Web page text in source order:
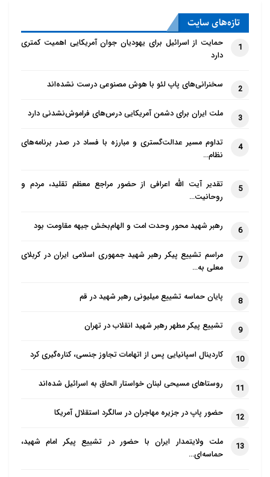
تازه‌‌های سایت
1
حمایت از اسرائیل برای یهودیان جوان آمریکایی اهمیت کمتری
دارد
2 سخنرانی‌های پاپ لئو با هوش مصنوعی درست نشده‌اند
3 ملت ایران برای دشمن آمریکایی درس‌های فراموش‌نشدنی دارد
4
تداوم مسیر عدالت‌گستری و مبارزه با فساد در صدر برنامه‌های
نظام…
5
تقدیر آیت الله اعرافی از حضور مراجع معظم تقلید، مردم و
روحانیت…
6 رهبر شهید محور وحدت امت و الهام‌بخش جبهه مقاومت بود
7
مراسم تشییع پیکر رهبر شهید جمهوری اسلامی ایران در کربلای
معلی به…
8 پایان حماسه تشییع میلیونی رهبر شهید در قم
9 تشییع پیکر مطهر رهبر شهید انقلاب در تهران
10 کاردینال اسپانیایی پس از اتهامات تجاوز جنسی، کناره‌گیری کرد
11 روستاهای مسیحی لبنان خواستار الحاق به اسرائیل شده‌اند
12 حضور پاپ در جزیره مهاجران در سالگرد استقلال آمریکا
13
ملت ولایتمدار ایران با حضور در تشییع پیکر امام شهید،
حماسه‌ای…